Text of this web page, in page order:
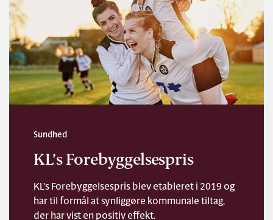
Sundhed
KL’s Forebyggelsespris
KL’s Forebyggelsespris blev etableret i 2019 og
har til formål at synliggøre kommunale tiltag,
der har vist en positiv effekt.